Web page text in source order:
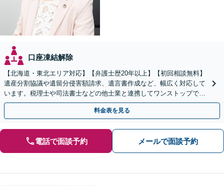
口座凍結解除
【北海道・東北エリア対応】【弁護士歴20年以上】【初回相談無料】
遺産分割協議や遺留分侵害額請求、遺言書作成など、幅広く対応して
います。税理士や司法書士などの他士業と連携してワンストップでの
解決が可能です。ぜひご相談ください。
料金表を見る
電話で面談予約 メールで面談予約